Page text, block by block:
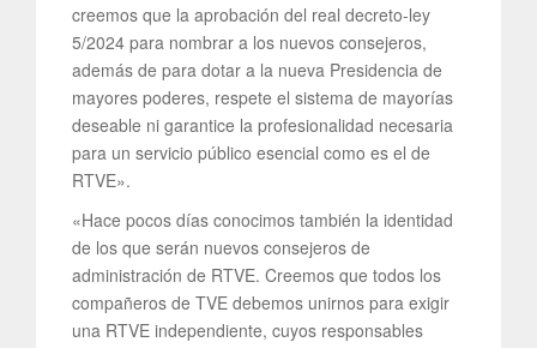
creemos que la aprobación del real decreto-ley
5/2024 para nombrar a los nuevos consejeros,
además de para dotar a la nueva Presidencia de
mayores poderes, respete el sistema de mayorías
deseable ni garantice la profesionalidad necesaria
para un servicio público esencial como es el de
RTVE».
«Hace pocos días conocimos también la identidad
de los que serán nuevos consejeros de
administración de RTVE. Creemos que todos los
compañeros de TVE debemos unirnos para exigir
una RTVE independiente, cuyos responsables